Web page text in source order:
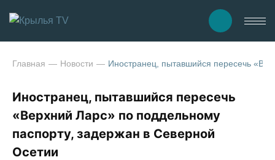
Главная Новости Иностранец, пытавшийся пересечь
Иностранец, пытавшийся пересечь
«Верхний Ларс» по поддельному
паспорту, задержан в Северной
Осетии